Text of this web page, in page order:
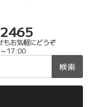
もお気軽にどうぞ
17:00
検索